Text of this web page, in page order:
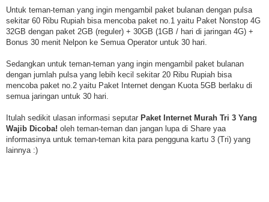
Untuk teman-teman yang ingin mengambil paket bulanan dengan pulsa
sekitar 60 Ribu Rupiah bisa mencoba paket no.1 yaitu Paket Nonstop 4G
32GB dengan paket 2GB (reguler) + 30GB (1GB / hari di jaringan 4G) +
Bonus 30 menit Nelpon ke Semua Operator untuk 30 hari.
Sedangkan untuk teman-teman yang ingin mengambil paket bulanan
dengan jumlah pulsa yang lebih kecil sekitar 20 Ribu Rupiah bisa
mencoba paket no.2 yaitu Paket Internet dengan Kuota 5GB berlaku di
semua jaringan untuk 30 hari.
Itulah sedikit ulasan informasi seputar Paket Internet Murah Tri 3 Yang
Wajib Dicoba! oleh teman-teman dan jangan lupa di Share yaa
informasinya untuk teman-teman kita para pengguna kartu 3 (Tri) yang
lainnya :)